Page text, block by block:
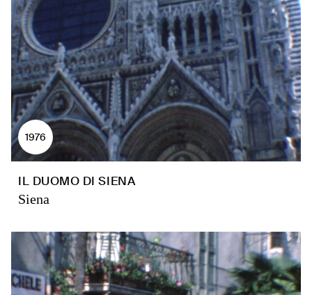
1976
IL DUOMO DI SIENA
Siena